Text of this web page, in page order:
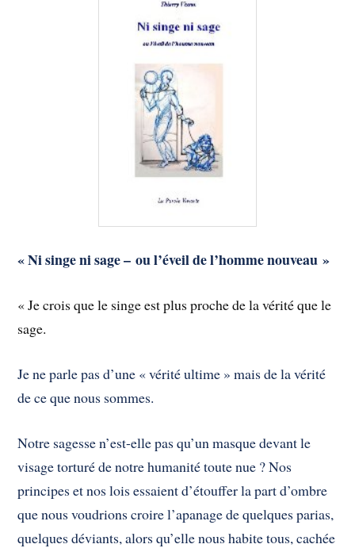
« Ni singe ni sage –ou l’éveil de l’homme nouveau »
« Je crois que le singe est plus proche de la vérité que le
sage.
Je ne parle pas d’une « vérité ultime » mais de la vérité
de ce que nous sommes.
Notre sagesse n’est-elle pas qu’un masque devant le
visage torturé de notre humanité toute nue ? Nos
principes et nos lois essaient d’étouffer la part d’ombre
que nous voudrions croire l’apanage de quelques parias,
quelques déviants, alors qu’elle nous habite tous, cachée